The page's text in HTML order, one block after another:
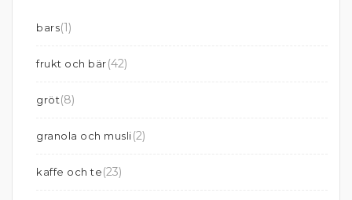
bars(1)
frukt och bär(42)
gröt(8)
granola och musli(2)
kaffe och te(23)